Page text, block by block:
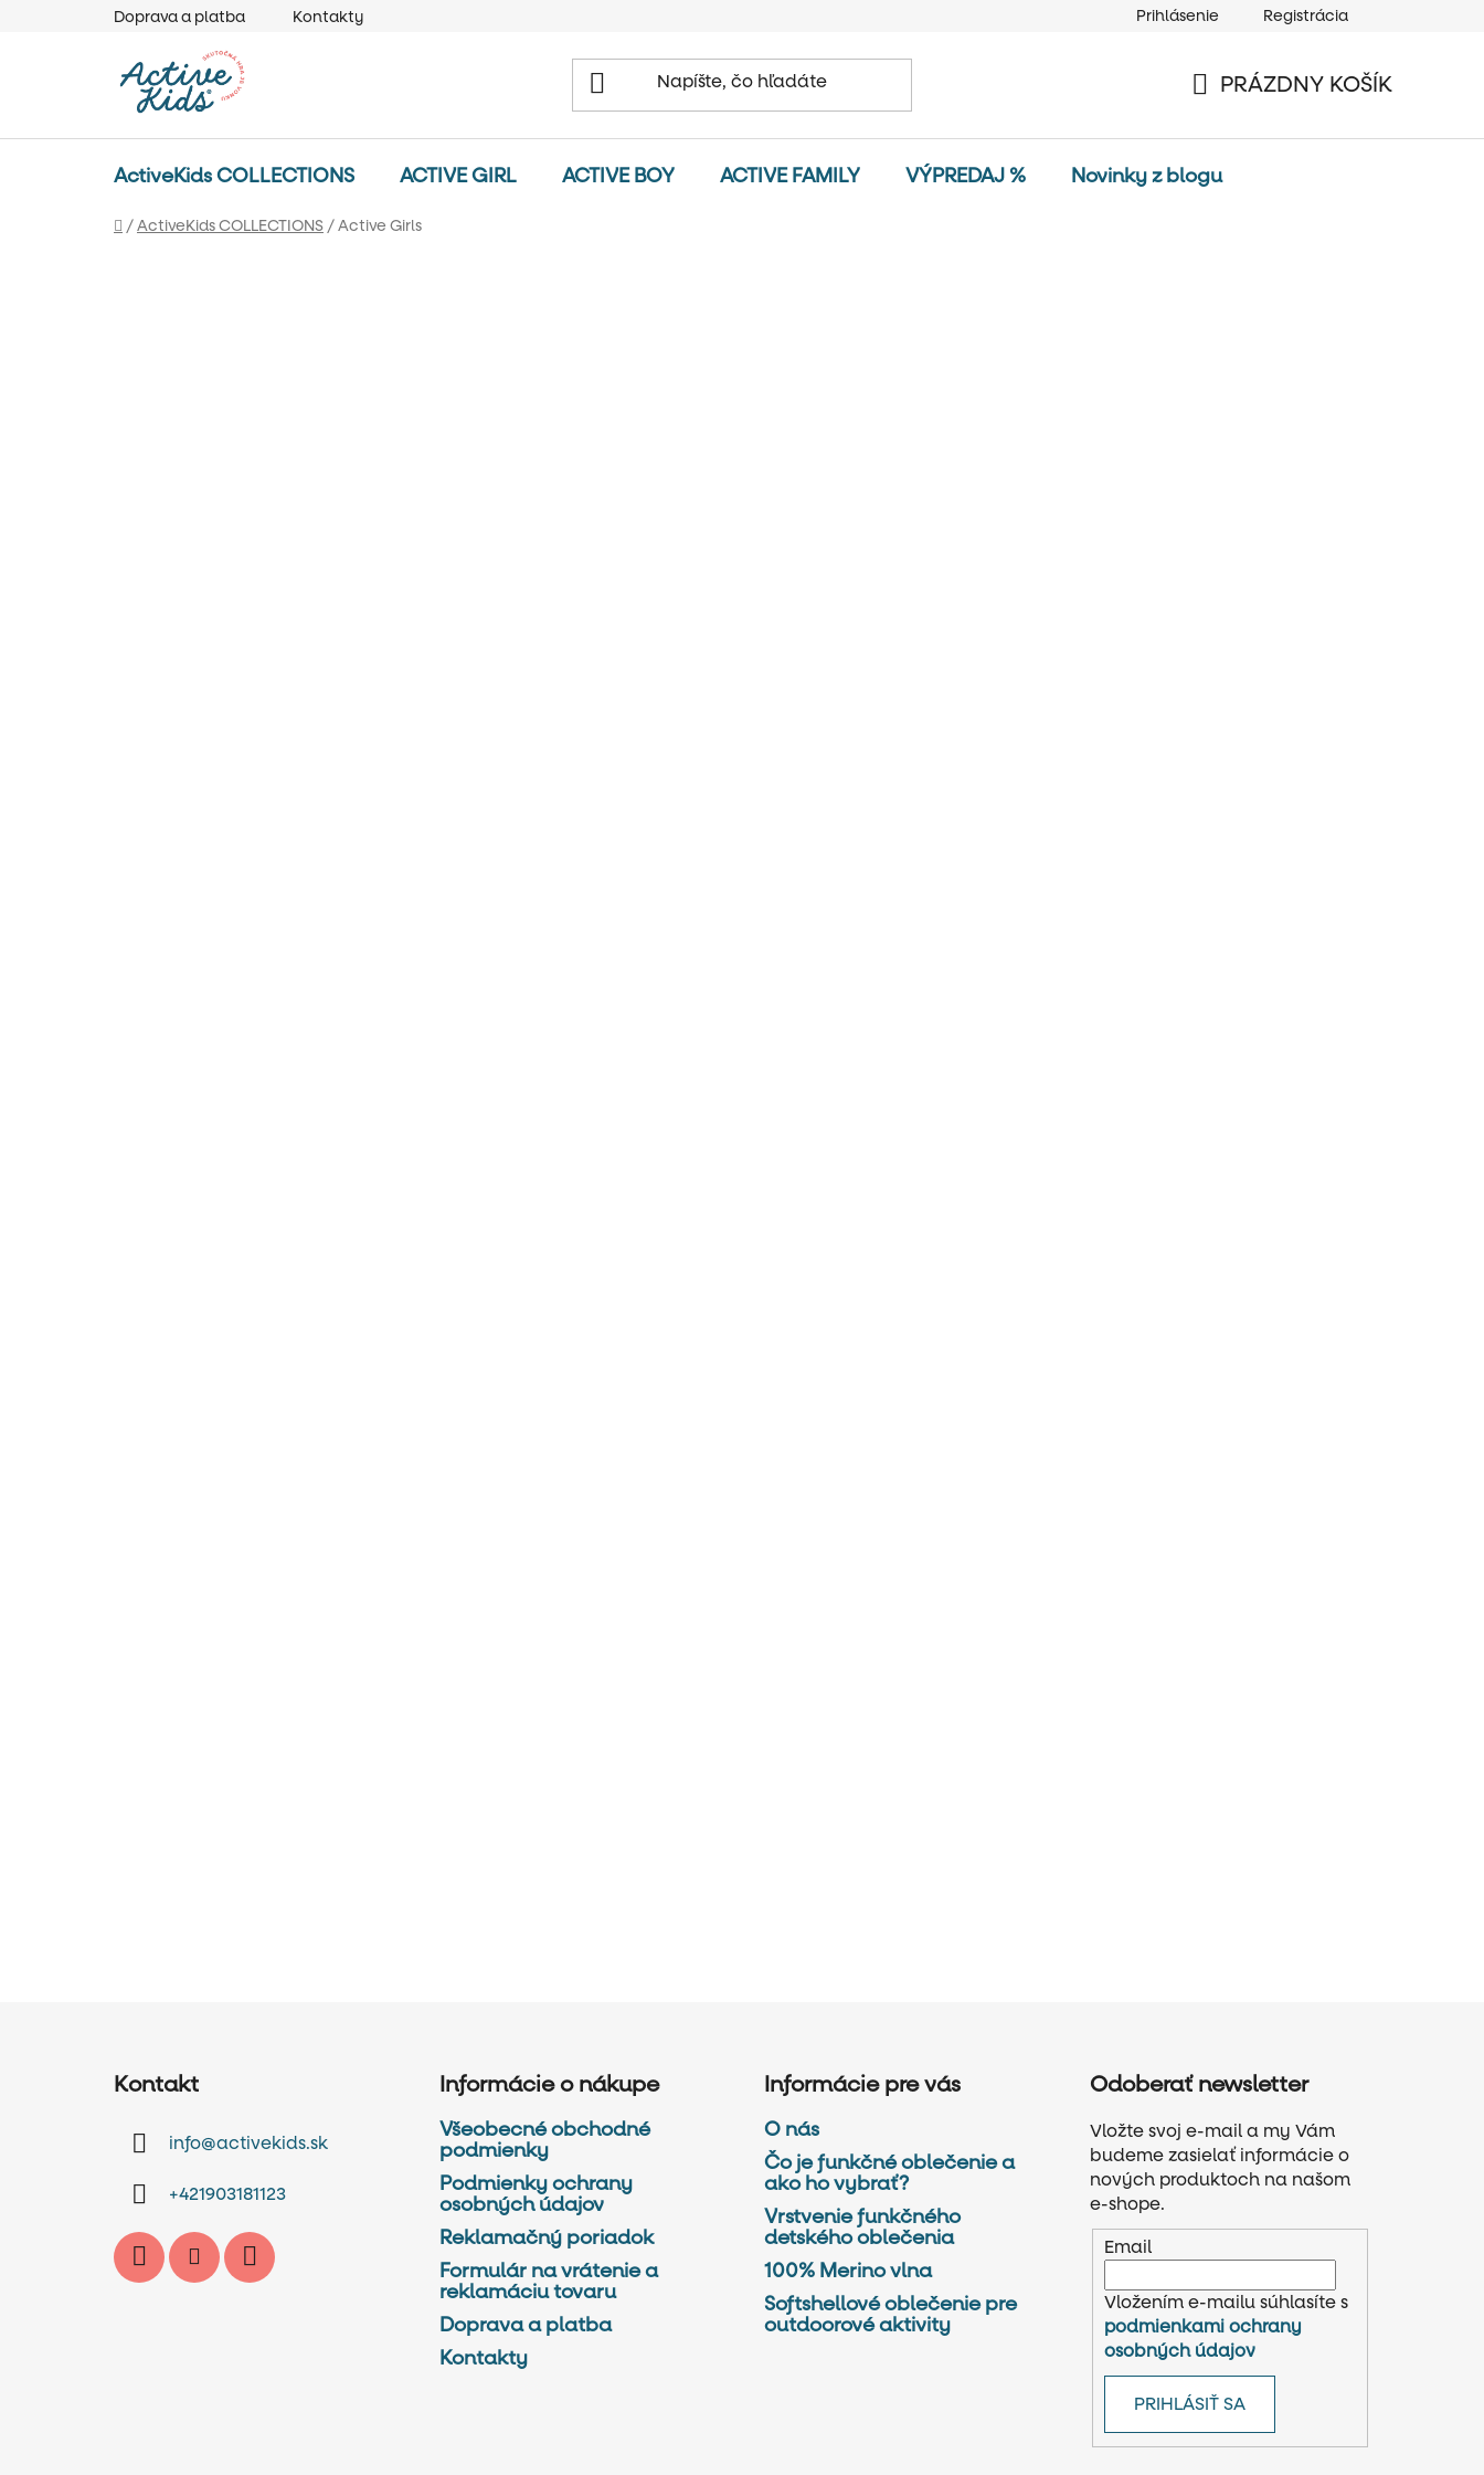
Doprava a platba Kontakty Prihlásenie Registrácia
KOŠÍK
PRÁZDNY KOŠÍK
ActiveKids COLLECTIONS ACTIVE GIRL ACTIVE BOY ACTIVE FAMILY VÝPREDAJ % Novinky z blogu
Domov
/ActiveKids COLLECTIONS/Active Girls
Kontakt
info@activekids.sk
+421903181123
Informácie o nákupe
Všeobecné obchodné
podmienky
Podmienky ochrany
osobných údajov
Reklamačný poriadok
Formulár na vrátenie a
reklamáciu tovaru
Doprava a platba
Kontakty
Informácie pre vás
O nás
Čo je funkčné oblečenie a
ako ho vybrať?
Vrstvenie funkčného
detského oblečenia
100% Merino vlna
Softshellové oblečenie pre
outdoorové aktivity
Odoberať newsletter
Vložte svoj e-mail a my Vám
budeme zasielať informácie o
nových produktoch na našom
e-shope.
Email
Vložením e-mailu súhlasíte s
podmienkami ochrany
osobných údajov
PRIHLÁSIŤ SA